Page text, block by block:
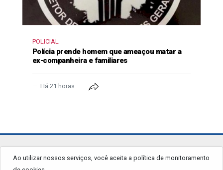
POLICIAL
Polícia prende homem que ameaçou matar a
ex-companheira e familiares
Há 21 horas
Ao utilizar nossos serviços, você aceita a política de monitoramento
jornalgrandourados.com.br